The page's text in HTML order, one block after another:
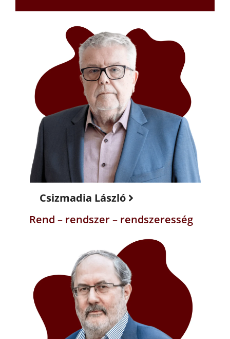
Csizmadia László
Rend – rendszer – rendszeresség